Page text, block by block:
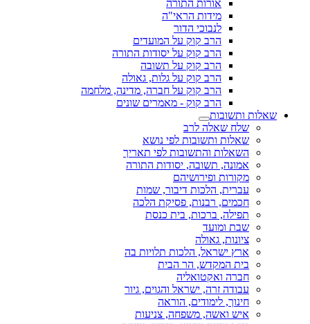
אורות התורה
מידות הראי"ה
לנבוכי הדור
הרב קוק על המועדים
הרב קוק על יסודות התורה
הרב קוק על תשובה
הרב קוק על גלות, גאולה
הרב קוק על חברה, מדינה, מלחמה
הרב קוק - מאמרים שונים
שאלות ותשובות
שלח שאלה לרב
שאלות ותשובות לפי נושא
השאלות והתשובות לפי תאריך
אמונה, תשובה, יסודות התורה
מקורות ופירושיהם
עברית, הלכות דיבור, שמות
חכמים, רבנות, פסיקת הלכה
תפילה, ברכות, בית כנסת
שבת ומועד
ציונות, גאולה
ארץ ישראל, הלכות תלויות בה
בית המקדש, הר הבית
חברה ואקטואליה
עבודה זרה, ישראל והגוים, גיור
חינוך, לימודים, הוראה
איש ואשה, משפחה, צניעות